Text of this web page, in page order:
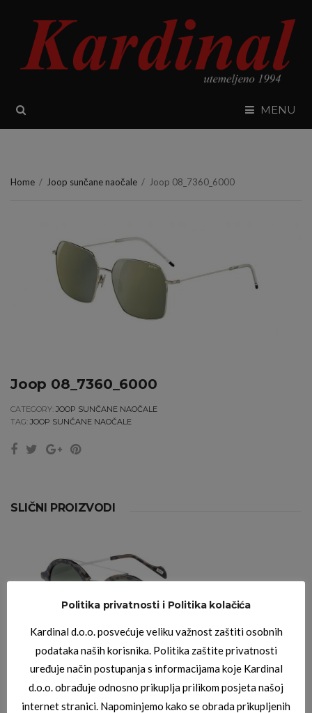
MENU
Home / Joop sunčane naočale / Joop 08_7360_6000
Joop 08_7360_6000
CATEGORY: JOOP SUNČANE NAOČALE
TAG: JOOP SUNČANE NAOČALE
SLIČNI PROIZVODI
JOOP 08_7236_4499
Politika privatnosti i Politika kolačića
Kardinal d.o.o. posvećuje veliku važnost zaštiti osobnih
podataka naših korisnika. Politika zaštite privatnosti
uređuje način postupanja s informacijama koje Kardinal
d.o.o. obrađuje odnosno prikuplja prilikom posjeta našoj
internet stranici. Napominjemo kako se obrada prikupljenih